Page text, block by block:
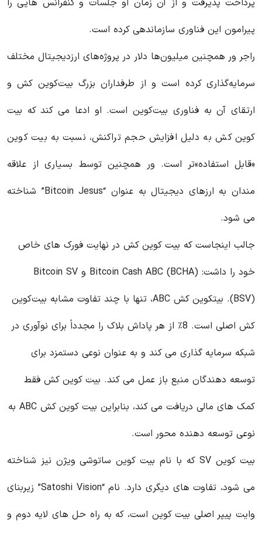
پرداخت پذیرفت و از آن زمان او جلسات و کنفرانس هایی را
پیرامون این فناوری سازماندهی کرده است.
راجر ور همچنین میلیون‌ها دلار در پروژه‌های ارزدیجیتال مختلف
سرمایه‌گذاری کرده است و از طرفداران بزرگ بیت‌کوین کش و
ارتقای آن به فناوری بیت‌کوین است. او ادعا می کند که بیت
کوین کش به دلیل افزایش حجم تراکنش، نسبت به بیت کوین
«قابل استفاده»تر است. ور همچنین توسط بسیاری از علاقه
مندان به ارزهای دیجیتال به عنوان “Bitcoin Jesus” شناخته
می شود.
جالب اینجاست که بیت کوین کش در نهایت فورک های خاص
خود را داشت: Bitcoin Cash ABC (BCHA) و Bitcoin SV
(BSV). بیتکوین کش ABC، تنها با چند تفاوت مشابه بیت‌کوین
کش اصلی است. 8٪ از هر پاداش بلاک را مجدداً برای نوآوری در
شبکه سرمایه گذاری می کند و به عنوان نوعی دستمزد برای
توسعه دهندگان منبع باز عمل می کند. بیت کوین کش فقط
کمک های مالی دریافت می کند، بنابراین بیت کوین کش ABC به
نوعی توسعه دهنده محور است.
بیت کوین SV که با نام بیت کوین ساتوشی ویژن نیز شناخته
می شود، تفاوت های دیگری دارد. نام “Satoshi Vision” زیربنای
وایت پیپر اصلی بیت کوین است، که به راه حل های لایه دوم و